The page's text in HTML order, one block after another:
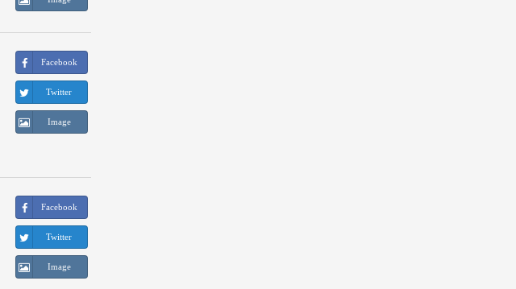
Facebook
Twitter
Image
Facebook
Twitter
Image